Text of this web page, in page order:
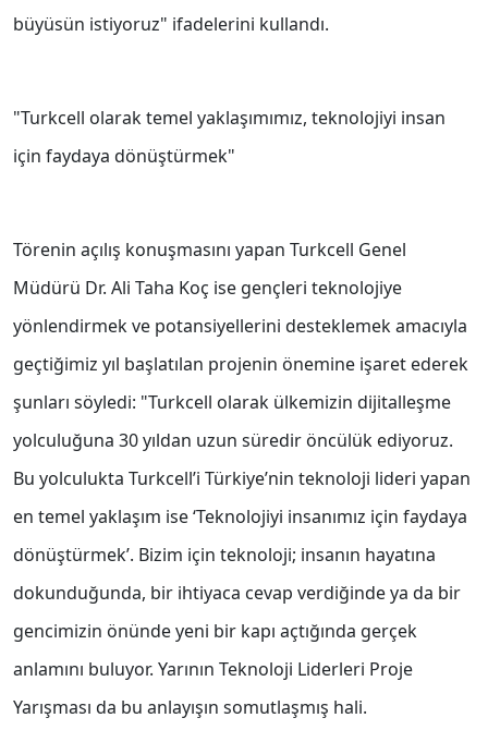
büyüsün istiyoruz" ifadelerini kullandı.
"Turkcell olarak temel yaklaşımımız, teknolojiyi insan
için faydaya dönüştürmek"
Törenin açılış konuşmasını yapan Turkcell Genel
Müdürü Dr. Ali Taha Koç ise gençleri teknolojiye
yönlendirmek ve potansiyellerini desteklemek amacıyla
geçtiğimiz yıl başlatılan projenin önemine işaret ederek
şunları söyledi: "Turkcell olarak ülkemizin dijitalleşme
yolculuğuna 30 yıldan uzun süredir öncülük ediyoruz.
Bu yolculukta Turkcell’i Türkiye’nin teknoloji lideri yapan
en temel yaklaşım ise ‘Teknolojiyi insanımız için faydaya
dönüştürmek’. Bizim için teknoloji; insanın hayatına
dokunduğunda, bir ihtiyaca cevap verdiğinde ya da bir
gencimizin önünde yeni bir kapı açtığında gerçek
anlamını buluyor. Yarının Teknoloji Liderleri Proje
Yarışması da bu anlayışın somutlaşmış hali.